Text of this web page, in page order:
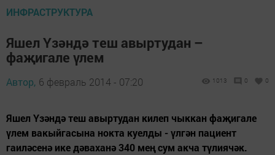
ИНФРАСТРУКТУРА
Яшел Үзәндә теш авыртудан –
фаҗигале үлем
Автор, 6 февраль 2014 - 07:20 1013 0 0
Яшел Үзәндә теш авыртудан килеп чыккан фаҗигале
үлем вакыйгасына нокта куелды - үлгән пациент
гаиләсенә ике дәваханә 340 мең сум акча түлиячәк.